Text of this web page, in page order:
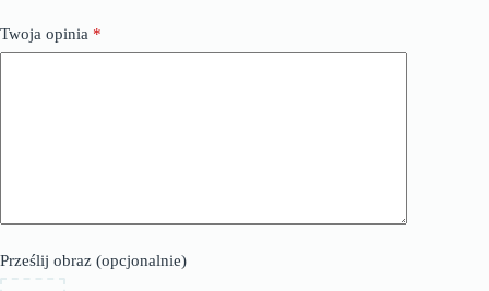
Twoja opinia *
Prześlij obraz (opcjonalnie)